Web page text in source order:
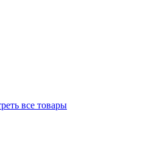
все товары